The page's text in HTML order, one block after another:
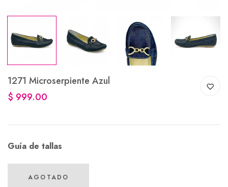
1271 Microserpiente Azul
$ 999.00
Guía de tallas
AGOTADO